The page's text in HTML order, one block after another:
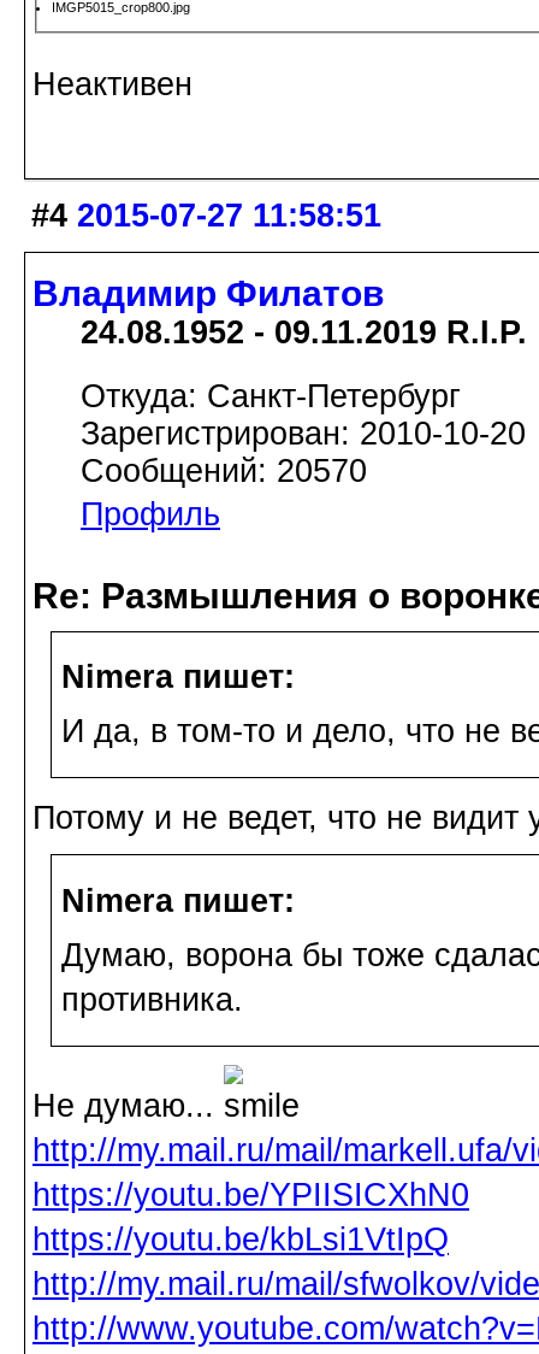
IMGP5015_crop800.jpg
Неактивен
#4 2015-07-27 11:58:51
Владимир Филатов
24.08.1952 - 09.11.2019 R.I.P.
Откуда: Санкт-Петербург
Зарегистрирован: 2010-10-20
Сообщений: 20570
Профиль
Re: Размышления о
Nimera пишет:
И да, в том-то и дело, что не
Потому и не ведет, что не видит
Nimera пишет:
Думаю, ворона бы тоже
противника.
Не думаю...
http://my.mail.ru/mail/markell.ufa/
https://youtu.be/YPIISICXhN0
https://youtu.be/kbLsi1VtIpQ
http://my.mail.ru/mail/sfwolkov/
http://www.youtube.com/